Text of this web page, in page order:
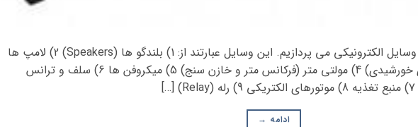
در این قسمت به معرفی اکثر وسایل الکترونیکی می پردازیم. این وسایل عبارتند از: 1) بلندگو ها (Speakers) 2) لامپ ها
3) باتری ها (مثل باتری های خورشیدی) 4) مولتی متر (فرکانس متر و خازن سنج) 5) میکروفن ها 6) سلف و ترانس
ادامه →